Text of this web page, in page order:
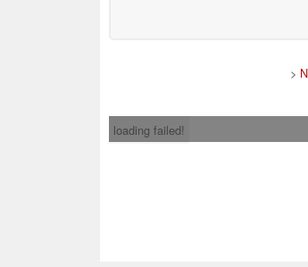
>
loading failed!